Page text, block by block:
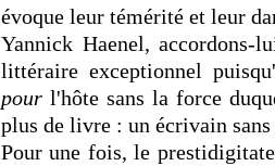
évoque leur témérité et leur
Yannick Haenel, accordons-
littéraire exceptionnel
pour l'hôte sans la force
plus de livre : un écrivain
Pour une fois, le